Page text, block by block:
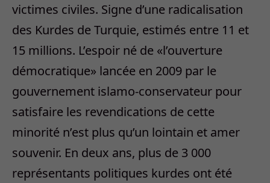
victimes civiles. Signe d’une radicalisation
des Kurdes de Turquie, estimés entre 11 et
15 millions. L’espoir né de «l’ouverture
démocratique» lancée en 2009 par le
gouvernement islamo-conservateur pour
satisfaire les revendications de cette
minorité n’est plus qu’un lointain et amer
souvenir. En deux ans, plus de 3 000
représentants politiques kurdes ont été